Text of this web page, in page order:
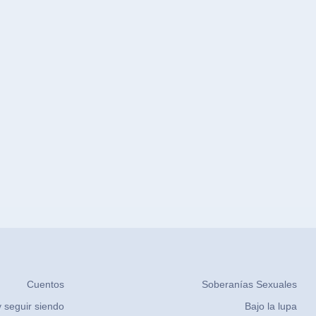
Cuentos
seguir siendo
Soberanías Sexuales
Bajo la lupa